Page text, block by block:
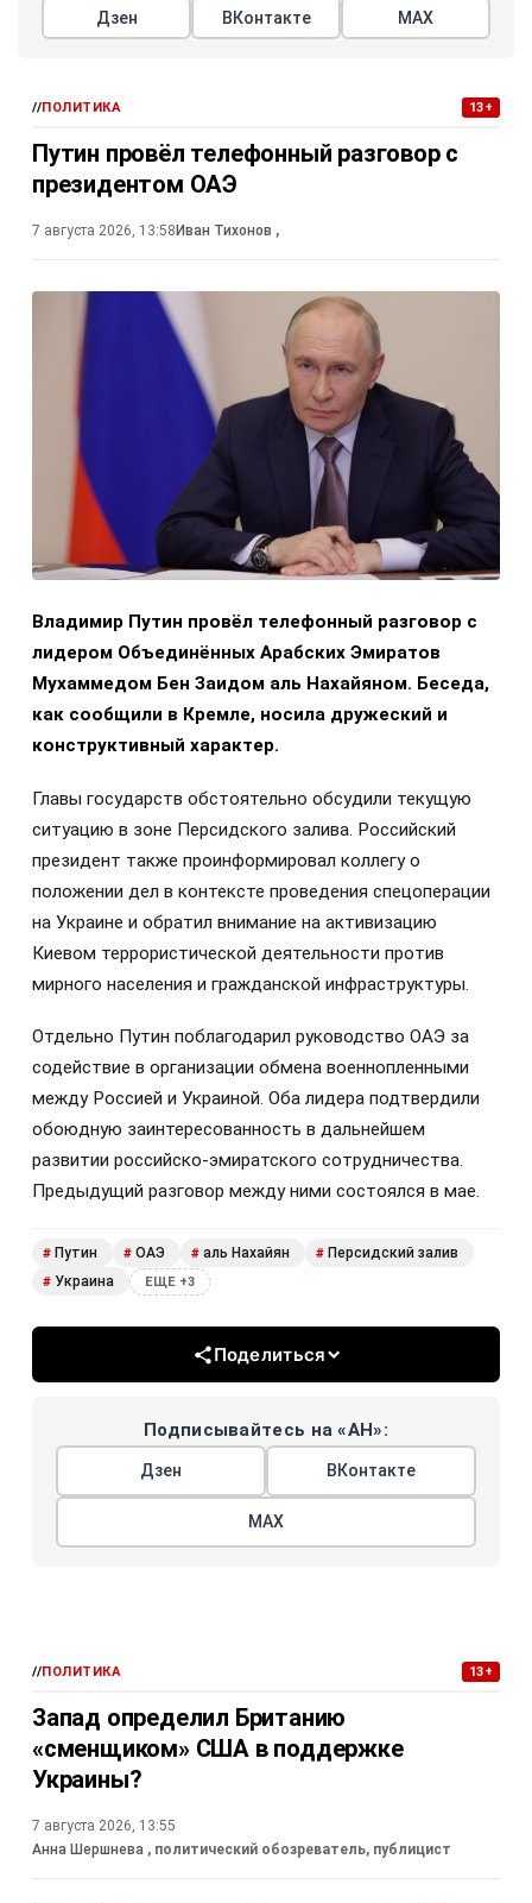
Дзен ВКонтакте МАХ
//ПОЛИТИКА 13+
Путин провёл телефонный разговор с
президентом ОАЭ
7 августа 2026, 13:58 Иван Тихонов ,
Владимир Путин провёл телефонный разговор с
лидером Объединённых Арабских Эмиратов
Мухаммедом Бен Заидом аль Нахайяном. Беседа,
как сообщили в Кремле, носила дружеский и
конструктивный характер.
Главы государств обстоятельно обсудили текущую
ситуацию в зоне Персидского залива. Российский
президент также проинформировал коллегу о
положении дел в контексте проведения спецоперации
на Украине и обратил внимание на активизацию
Киевом террористической деятельности против
мирного населения и гражданской инфраструктуры.
Отдельно Путин поблагодарил руководство ОАЭ за
содействие в организации обмена военнопленными
между Россией и Украиной. Оба лидера подтвердили
обоюдную заинтересованность в дальнейшем
развитии российско-эмиратского сотрудничества.
Предыдущий разговор между ними состоялся в мае.
# Путин # ОАЭ # аль Нахайян # Персидский залив
# Украина ЕЩЕ +3
Поделиться
Подписывайтесь на «АН»:
Дзен ВКонтакте
МАХ
//ПОЛИТИКА 13+
Запад определил Британию
«сменщиком» США в поддержке
Украины?
7 августа 2026, 13:55
Анна Шершнева , политический обозреватель, публицист